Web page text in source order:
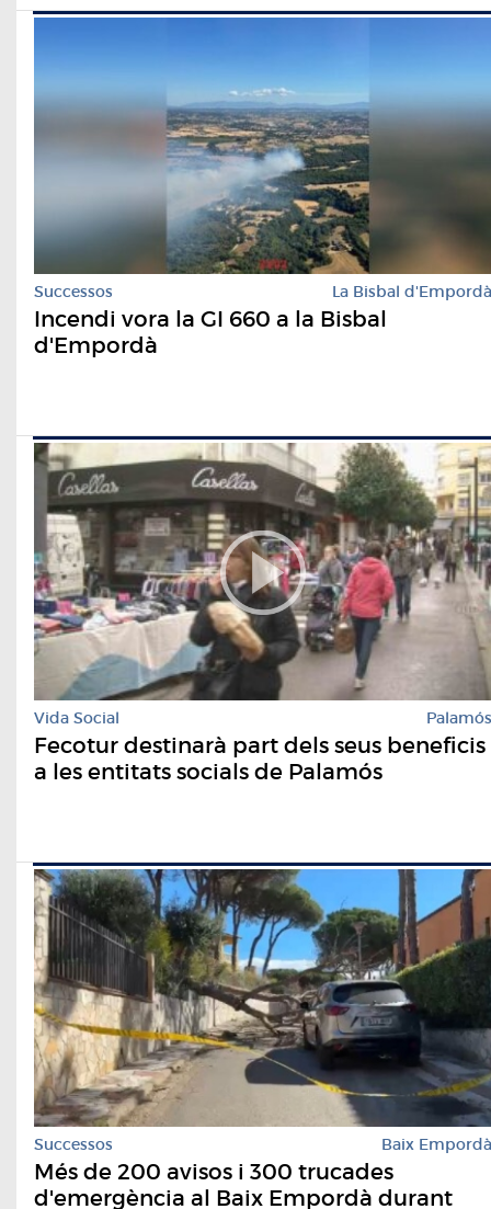
Successos La Bisbal d'Empordà
Incendi vora la GI 660 a la Bisbal
d'Empordà
Vida Social Palamós
Fecotur destinarà part dels seus beneficis
a les entitats socials de Palamós
Successos Baix Empordà
Més de 200 avisos i 300 trucades
d'emergència al Baix Empordà durant